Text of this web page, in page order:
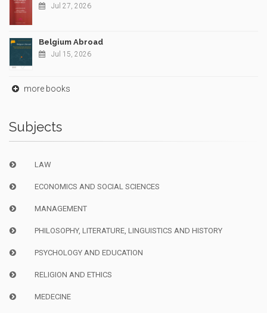
Jul 27, 2026
Belgium Abroad
Jul 15, 2026
more books
Subjects
LAW
ECONOMICS AND SOCIAL SCIENCES
MANAGEMENT
PHILOSOPHY, LITERATURE, LINGUISTICS AND HISTORY
PSYCHOLOGY AND EDUCATION
RELIGION AND ETHICS
MEDECINE